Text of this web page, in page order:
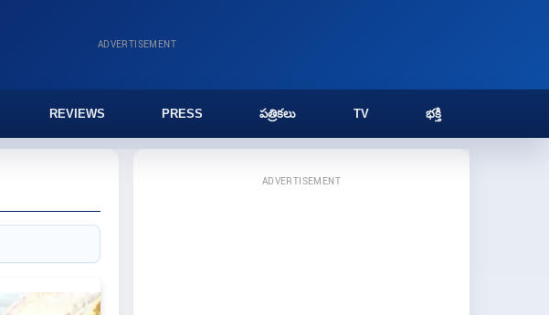
ADVERTISEMENT
REVIEWS PRESS పత్రికలు TV భక్తి
ADVERTISEMENT